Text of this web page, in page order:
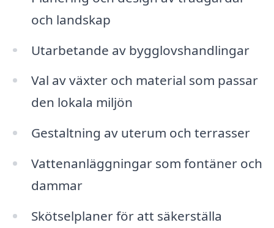
och landskap
Utarbetande av bygglovshandlingar
Val av växter och material som passar
den lokala miljön
Gestaltning av uterum och terrasser
Vattenanläggningar som fontäner och
dammar
Skötselplaner för att säkerställa